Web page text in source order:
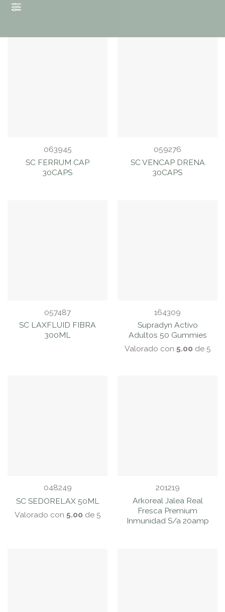
063945
SC FERRUM CAP
30CAPS
059276
SC VENCAP DRENA
30CAPS
057487
SC LAXFLUID FIBRA
300ML
164309
Supradyn Activo
Adultos 50 Gummies
Valorado con 5.00 de 5
048249
SC SEDORELAX 50ML
Valorado con 5.00 de 5
201219
Arkoreal Jalea Real
Fresca Premium
Inmunidad S/a 20amp